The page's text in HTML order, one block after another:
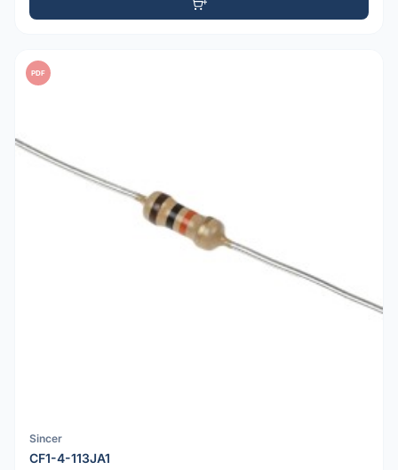
PDF
Sincer
CF1-4-113JA1